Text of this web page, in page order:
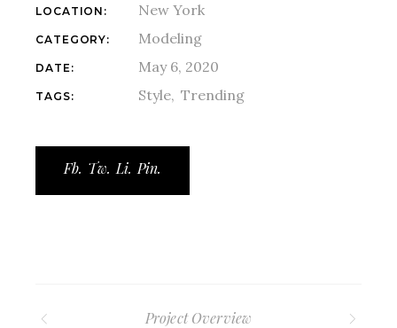
LOCATION: New York
CATEGORY: Modeling
DATE: May 6, 2020
TAGS: Style Trending
Fb. Tw. Li. Pin.
Project Overview